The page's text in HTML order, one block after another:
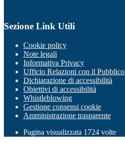
Sezione Link Utili
Cookie policy
Note legali
Informativa Privacy
Ufficio Relazioni con il Pubblico
Dichiarazione di accessibilità
Obiettivi di accessibilità
Whistleblowing
Gestione consensi cookie
Amministrazione trasparente
Pagina visualizzata 1724 volte